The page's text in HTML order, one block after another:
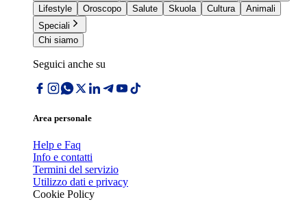
Lifestyle
Oroscopo Salute Skuola Cultura
Animali
Speciali
Chi siamo
Seguici anche su
Area personale
Help e Faq
Info e contatti
Termini del servizio
Utilizzo dati e privacy
Cookie Policy